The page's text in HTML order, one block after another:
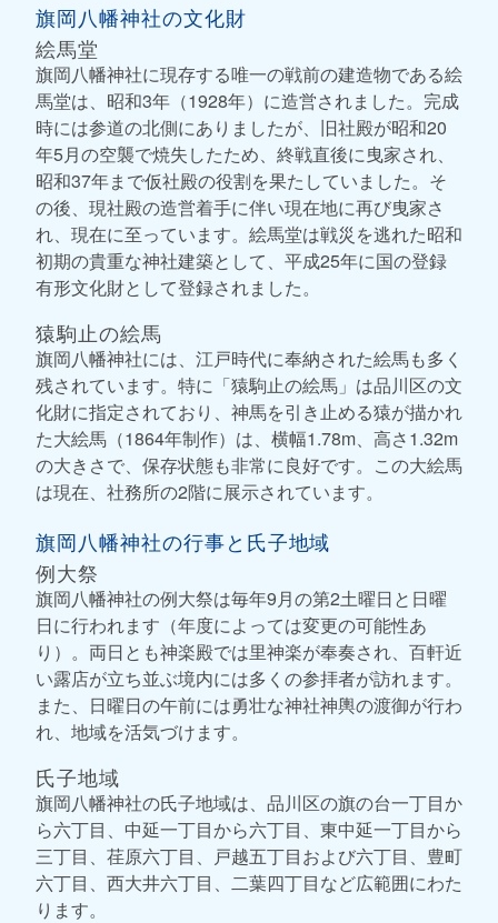
旗岡八幡神社の文化財
絵馬堂
旗岡八幡神社に現存する唯一の戦前の建造物である絵
馬堂は、昭和3年（1928年）に造営されました。完成
時には参道の北側にありましたが、旧社殿が昭和20
年5月の空襲で焼失したため、終戦直後に曳家され、
昭和37年まで仮社殿の役割を果たしていました。そ
の後、現社殿の造営着手に伴い現在地に再び曳家さ
れ、現在に至っています。絵馬堂は戦災を逃れた昭和
初期の貴重な神社建築として、平成25年に国の登録
有形文化財として登録されました。
猿駒止の絵馬
旗岡八幡神社には、江戸時代に奉納された絵馬も多く
残されています。特に「猿駒止の絵馬」は品川区の文
化財に指定されており、神馬を引き止める猿が描かれ
た大絵馬（1864年制作）は、横幅1.78m、高さ1.32m
の大きさで、保存状態も非常に良好です。この大絵馬
は現在、社務所の2階に展示されています。
旗岡八幡神社の行事と氏子地域
例大祭
旗岡八幡神社の例大祭は毎年9月の第2土曜日と日曜
日に行われます（年度によっては変更の可能性あ
り）。両日とも神楽殿では里神楽が奉奏され、百軒近
い露店が立ち並ぶ境内には多くの参拝者が訪れます。
また、日曜日の午前には勇壮な神社神輿の渡御が行わ
れ、地域を活気づけます。
氏子地域
旗岡八幡神社の氏子地域は、品川区の旗の台一丁目か
ら六丁目、中延一丁目から六丁目、東中延一丁目から
三丁目、荏原六丁目、戸越五丁目および六丁目、豊町
六丁目、西大井六丁目、二葉四丁目など広範囲にわた
ります。